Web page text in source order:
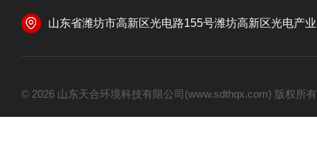
山东省潍坊市高新区光电路155号潍坊高新区光电产业加速器
© 2026 山东天合环境科技有限公司(www.sdthqx.com) 版权